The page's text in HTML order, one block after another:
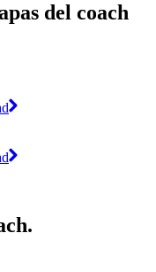
del coach